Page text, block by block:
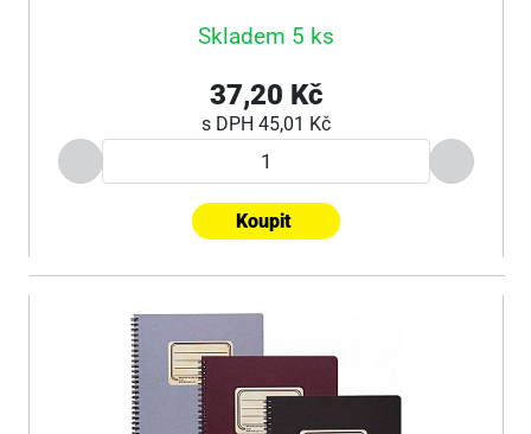
Skladem 5 ks
37,20 Kč
s DPH 45,01 Kč
Koupit